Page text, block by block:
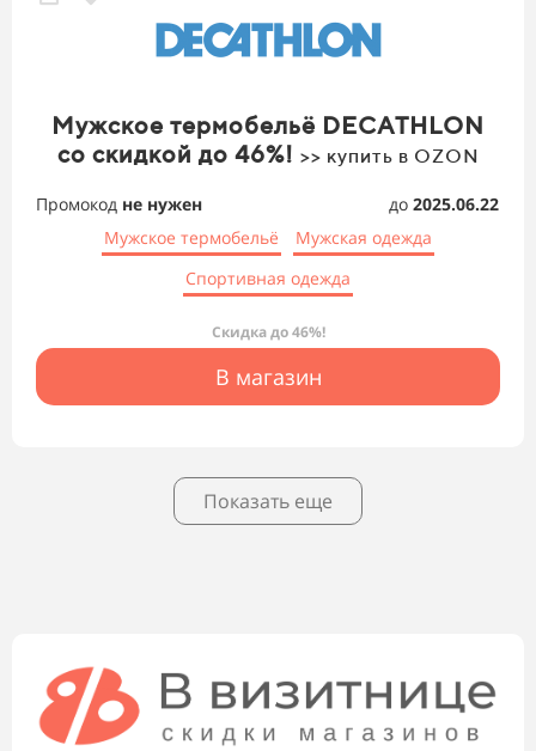
Мужское термобельё DECATHLON
со скидкой до 46%! >> купить в OZON
Промокод не нужен до 2025.06.22
Мужское термобельё
Мужская одежда
Спортивная одежда
Скидка до 46%!
В магазин
Показать еще